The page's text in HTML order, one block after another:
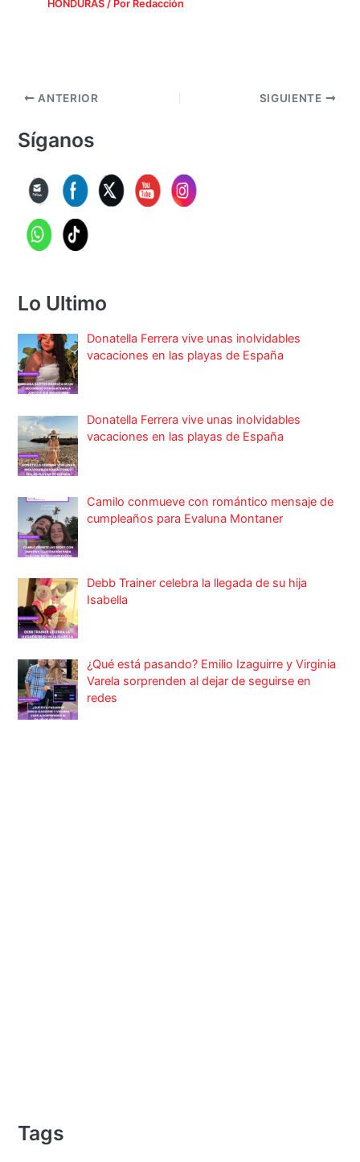
HONDURAS/ Por Redacción
ANTERIOR SIGUIENTE
Síganos
Lo Ultimo
Donatella Ferrera vive unas inolvidables
vacaciones en las playas de España
Donatella Ferrera vive unas inolvidables
vacaciones en las playas de España
Camilo conmueve con romántico mensaje de
cumpleaños para Evaluna Montaner
Debb Trainer celebra la llegada de su hija
Isabella
¿Qué está pasando? Emilio Izaguirre y Virginia
Varela sorprenden al dejar de seguirse en
redes
Tags